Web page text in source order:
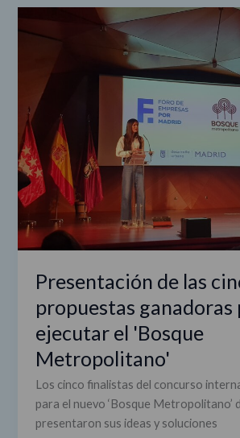
Presentación de las
propuestas ganadoras
ejecutar el 'Bosque
Metropolitano'
Los cinco finalistas del concurso
para el nuevo ‘Bosque Metropolitano’
presentaron sus ideas y soluciones
Presentación
de
cinco
propuestas
ganadoras
para
ejecutar
el
'Bosque
Metropolitano'